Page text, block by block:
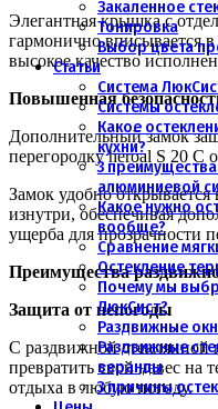
Закаленное
Тонировка
Выбор цвета
Статьи
Система
Системы
Какое
кухни?
3
алюминиевой
Какое нужно
вообще?
Сравнение
Остекление
Почему мы
ЛюкСист?
Раздвижные
Раздвижные
веранды
3 причины
Элегантная крышка с
гармонично вписывается
высокое качество
Повышенная
Дополнительный замок
перегородку heroal S 20 C
Замок удобно
изнутри, обеспечивая
ущерба для прозрачности
Преимущества
Защита от непогоды
С раздвижной стеклянной
превратить свой навес на
отдыха в любую погоду.